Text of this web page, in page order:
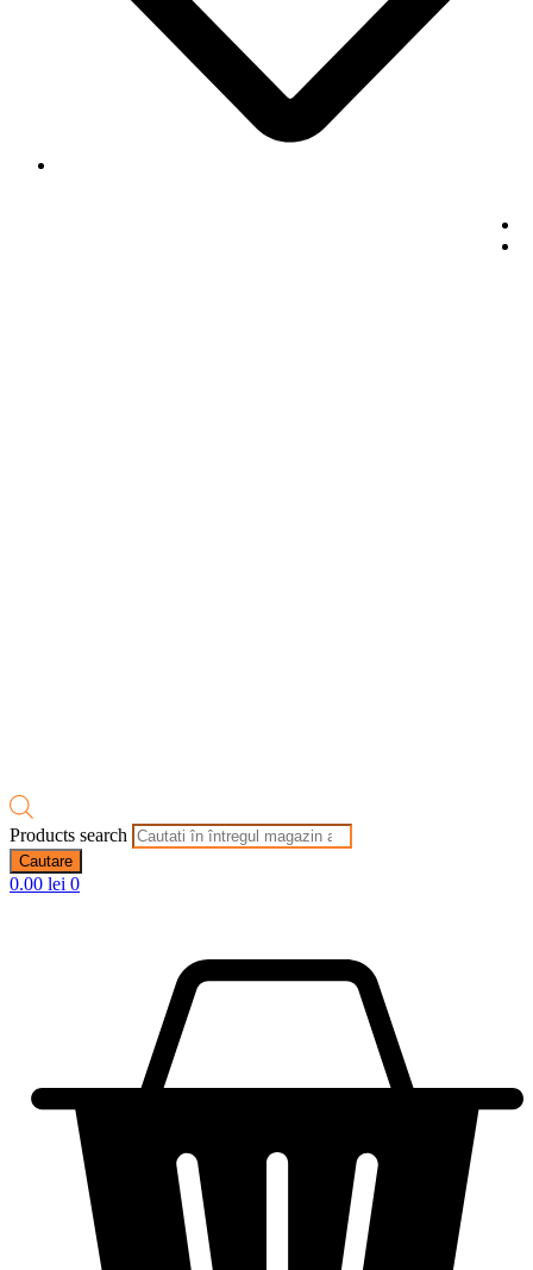
Products search
Cautare
0.00 lei 0